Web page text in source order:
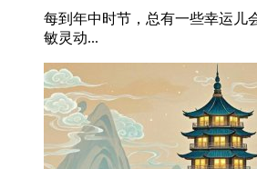
每到年中时节，总有一些幸运儿
敏灵动...